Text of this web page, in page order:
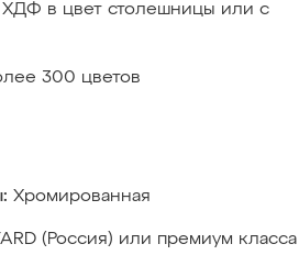
ХДФ в цвет столешницы или с
300 цветов
Хромированная
(Россия) или премиум класса